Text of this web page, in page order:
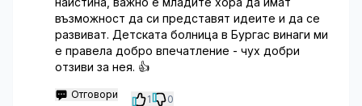
възможност да си представят идеите и да се
развиват. Детската болница в Бургас винаги ми
е правела добро впечатление - чух добри
отзиви за нея. 👍
Отговори 1 0